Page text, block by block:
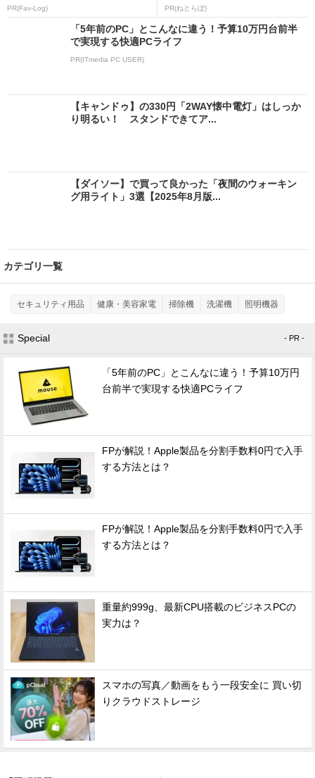
PR(Fav-Log) PR(ねとらぼ)
「5年前のPC」とこんなに違う！予算10万円台前半
で実現する快適PCライフ
PR(ITmedia PC USER)
【キャンドゥ】の330円「2WAY懐中電灯」はしっか
り明るい！ スタンドできてア...
【ダイソー】で買って良かった「夜間のウォーキン
グ用ライト」3選【2025年8月版...
カテゴリ一覧
セキュリティ用品 健康・美容家電 掃除機 洗濯機 照明機器
Special - PR -
「5年前のPC」とこんなに違う！予算10万円
台前半で実現する快適PCライフ
FPが解説！Apple製品を分割手数料0円で入手
する方法とは？
FPが解説！Apple製品を分割手数料0円で入手
する方法とは？
重量約999g、最新CPU搭載のビジネスPCの
実力は？
スマホの写真／動画をもう一段安全に 買い切
りクラウドストレージ